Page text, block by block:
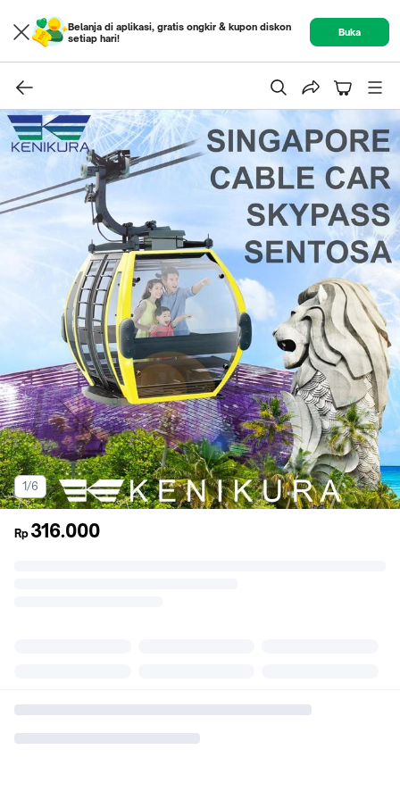
Belanja di aplikasi, gratis ongkir & kupon diskon
setiap hari!
Buka
1/6
Rp 316.000